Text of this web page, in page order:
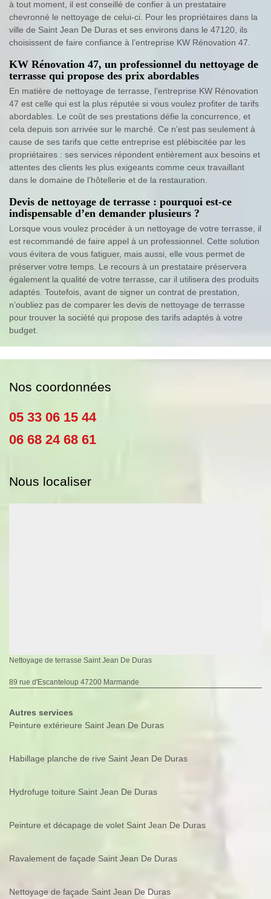
à tout moment, il est conseillé de confier à un prestataire
chevronné le nettoyage de celui-ci. Pour les propriétaires dans la
ville de Saint Jean De Duras et ses environs dans le 47120, ils
choisissent de faire confiance à l’entreprise KW Rénovation 47.
KW Rénovation 47, un professionnel du nettoyage de
terrasse qui propose des prix abordables
En matière de nettoyage de terrasse, l’entreprise KW Rénovation
47 est celle qui est la plus réputée si vous voulez profiter de tarifs
abordables. Le coût de ses prestations défie la concurrence, et
cela depuis son arrivée sur le marché. Ce n’est pas seulement à
cause de ses tarifs que cette entreprise est plébiscitée par les
propriétaires : ses services répondent entièrement aux besoins et
attentes des clients les plus exigeants comme ceux travaillant
dans le domaine de l’hôtellerie et de la restauration.
Devis de nettoyage de terrasse : pourquoi est-ce
indispensable d’en demander plusieurs ?
Lorsque vous voulez procéder à un nettoyage de votre terrasse, il
est recommandé de faire appel à un professionnel. Cette solution
vous évitera de vous fatiguer, mais aussi, elle vous permet de
préserver votre temps. Le recours à un prestataire préservera
également la qualité de votre terrasse, car il utilisera des produits
adaptés. Toutefois, avant de signer un contrat de prestation,
n’oubliez pas de comparer les devis de nettoyage de terrasse
pour trouver la société qui propose des tarifs adaptés à votre
budget.
Nos coordonnées
05 33 06 15 44
06 68 24 68 61
Nous localiser
Nettoyage de terrasse Saint Jean De Duras
89 rue d'Escanteloup 47200 Marmande
Autres services
Peinture extérieure Saint Jean De Duras
Habillage planche de rive Saint Jean De Duras
Hydrofuge toiture Saint Jean De Duras
Peinture et décapage de volet Saint Jean De Duras
Ravalement de façade Saint Jean De Duras
Nettoyage de façade Saint Jean De Duras